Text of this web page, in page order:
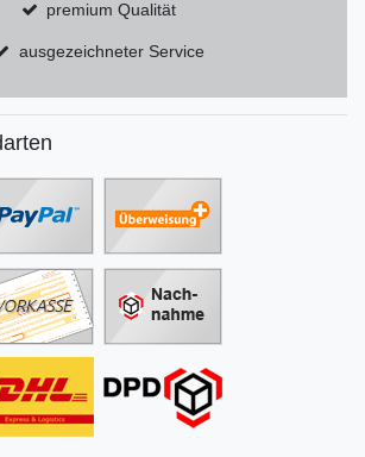
premium Qualität
ausgezeichneter Service